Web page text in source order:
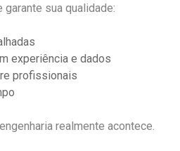
sua qualidade:
experiência e dados
profissionais
realmente acontece.